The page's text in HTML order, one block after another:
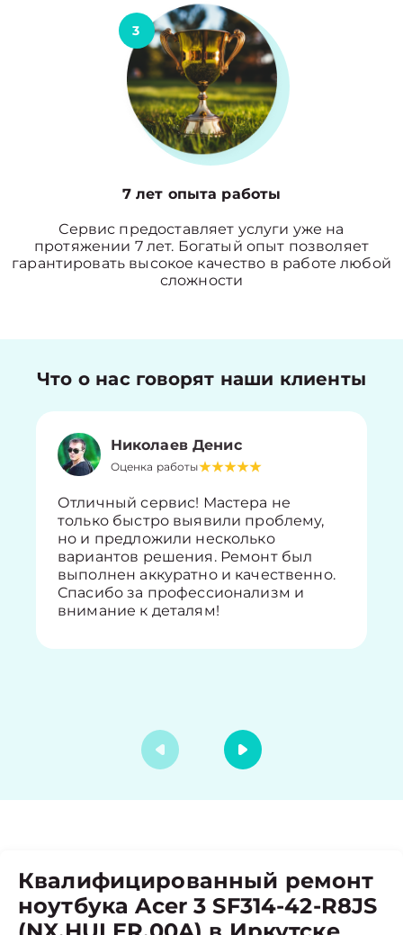
3
7 лет опыта работы
Сервис предоставляет услуги уже на
протяжении 7 лет. Богатый опыт позволяет
гарантировать высокое качество в работе любой
сложности
Что о нас говорят наши клиенты
Николаев Денис
Оценка работы
Отличный сервис! Мастера не
только быстро выявили проблему,
но и предложили несколько
вариантов решения. Ремонт был
выполнен аккуратно и качественно.
Спасибо за профессионализм и
внимание к деталям!
Квалифицированный ремонт
ноутбука Acer 3 SF314-42-R8JS